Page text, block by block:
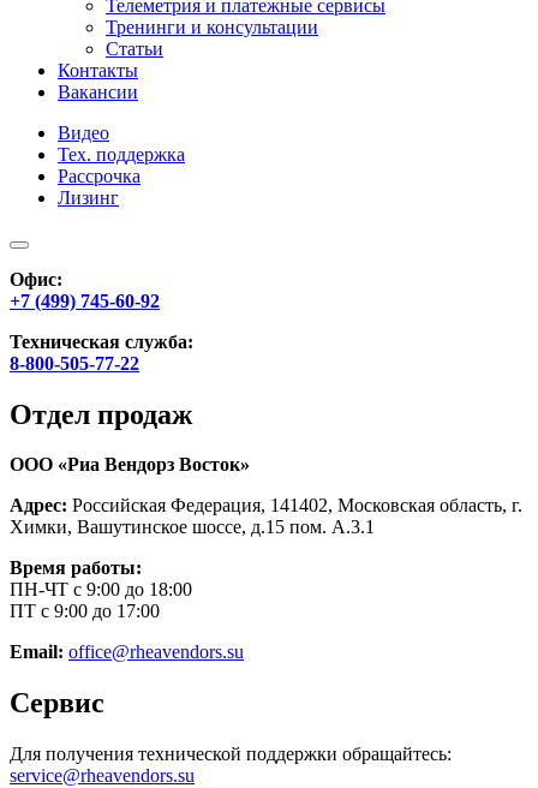
Телеметрия и платежные сервисы
Тренинги и консультации
Статьи
Контакты
Вакансии
Видео
Тех. поддержка
Рассрочка
Лизинг
Офис:
+7 (499) 745-60-92
Техническая служба:
8-800-505-77-22
Отдел продаж
ООО «Риа Вендорз Восток»
Адрес: Российская Федерация, 141402, Московская область, г.
Химки, Вашутинское шоссе, д.15 пом. А.3.1
Время работы:
ПН-ЧТ с 9:00 до 18:00
ПТ с 9:00 до 17:00
Email: office@rheavendors.su
Сервис
Для получения технической поддержки обращайтесь:
service@rheavendors.su